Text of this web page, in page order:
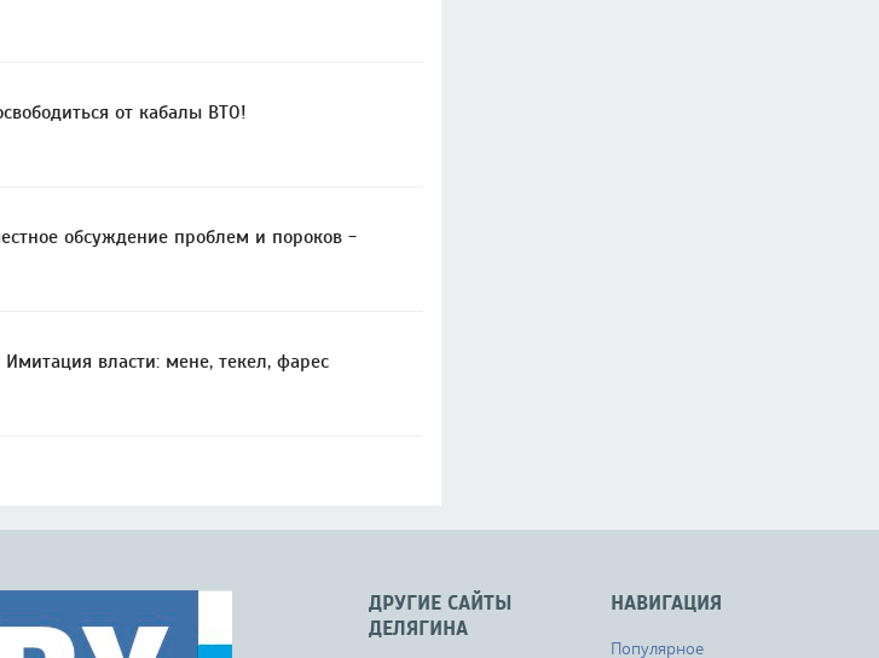
от кабалы ВТО!
обсуждение проблем и пороков -
власти: мене, текел, фарес
НАВИГАЦИЯ
Популярное
ДРУГИЕ САЙТЫ
ДЕЛЯГИНА